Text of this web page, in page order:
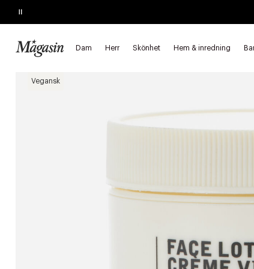
Pause
Dam Herr Skönhet Hem & inredning
KÖP 2, SPARA 20%
Startsida Skönhet Hudvård Ansiktsvård
Vegansk